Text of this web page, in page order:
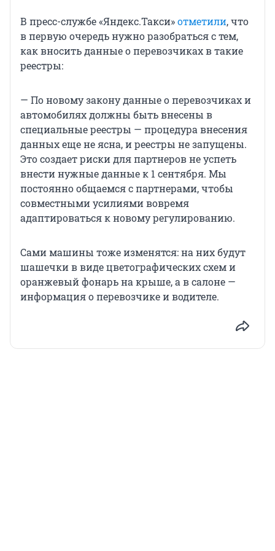
В пресс-службе «Яндекс.Такси»отметили, что
в первую очередь нужно разобраться с тем,
как вносить данные о перевозчиках в такие
реестры:
— По новому закону данные о перевозчиках и
автомобилях должны быть внесены в
специальные реестры — процедура внесения
данных еще не ясна, и реестры не запущены.
Это создает риски для партнеров не успеть
внести нужные данные к 1 сентября. Мы
постоянно общаемся с партнерами, чтобы
совместными усилиями вовремя
адаптироваться к новому регулированию.
Сами машины тоже изменятся: на них будут
шашечки в виде цветографических схем и
оранжевый фонарь на крыше, а в салоне —
информация о перевозчике и водителе.